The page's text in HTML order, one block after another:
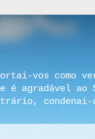
vos como
agradável ao
condenai-